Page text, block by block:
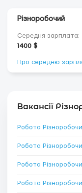
Різноробочий
Середня зарплата:
1400 $
Про середню
Вакансії
Робота
Робота
Робота
Робота